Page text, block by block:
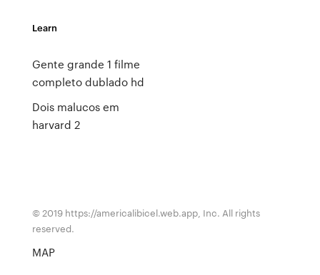
Learn
Gente grande 1 filme
completo dublado hd
Dois malucos em
harvard 2
© 2019 https://americalibicel.web.app, Inc. All rights
reserved.
MAP